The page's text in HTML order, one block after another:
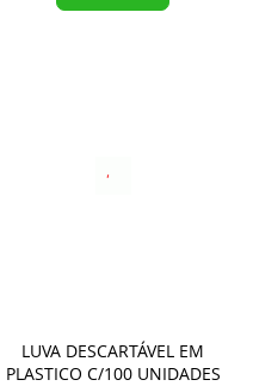
LUVA DESCARTÁVEL EM
PLASTICO C/100 UNIDADES